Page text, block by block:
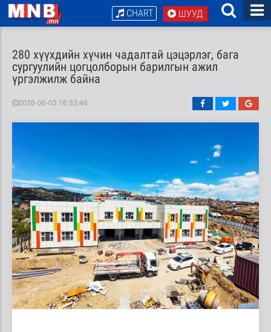
ШУУД
CHART
280 хүүхдийн хүчин чадалтай цэцэрлэг, бага
сургуулийн цогцолборын барилгын ажил
үргэлжилж байна
2026-06-03 16:33:46